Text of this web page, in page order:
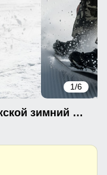
1/6
Горнолыжный костюм мужской зимний черного цвета 02412Ch